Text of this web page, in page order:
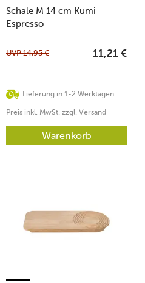
Schale M 14 cm Kumi
Espresso
Lieferung in 1-2 Werktagen
UVP14,95 € 11,21 €
Preis inkl. MwSt. zzgl. Versand
Warenkorb